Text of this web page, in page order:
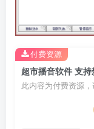
超市播音软件 支
此内容为付费资源
付费资源